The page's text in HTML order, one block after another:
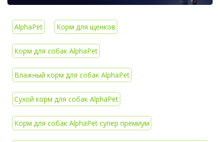
AlphaPet Корм для щенков
Корм для собак AlphaPet
Влажный корм для собак AlphaPet
Сухой корм для собак AlphaPet
Корм для собак AlphaPet супер премиум